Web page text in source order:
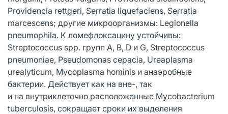
Providencia rettgeri, Serratia liquefaciens, Serratia
marcescens; другие микроорганизмы: Legionella
pneumophila. К ломефлоксацину устойчивы:
Streptococcus spp. групп A, В, D и G, Streptococcus
pneumoniae, Pseudomonas cepacia, Ureaplasma
urealyticum, Mycoplasma hominis и анаэробные
бактерии. Действует как на вне-, так
и на внутриклеточно расположенные Mycobacterium
tuberculosis, сокращает сроки их выделения